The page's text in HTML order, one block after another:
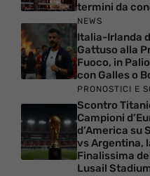
termini da
NEWS
Italia-Irlanda
Gattuso alla
Fuoco, in
con Galles o
PRONOSTICI E
Scontro
Campioni
d’America su
vs Argentina,
Finalissima
Lusail